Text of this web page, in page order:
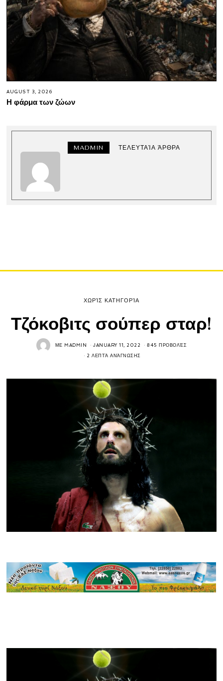
AUGUST 3, 2026
Η φάρμα των ζώων
MADMIN ΤΕΛΕΥΤΑΊΑ ΆΡΘΡΑ
ΧΩΡΊΣ ΚΑΤΗΓΟΡΊΑ
Τζόκοβιτς σούπερ σταρ!
ΜΕMADMIN JANUARY 11, 2022 845 ΠΡΟΒΟΛΈΣ
2 ΛΕΠΤΆ ΑΝΆΓΝΩΣΗΣ